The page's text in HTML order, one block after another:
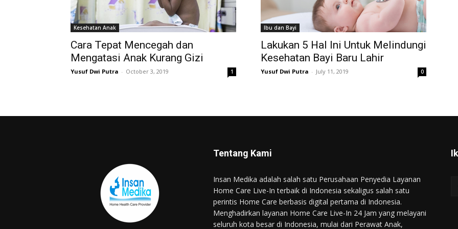
Kesehatan Anak
Cara Tepat Mencegah dan
Mengatasi Anak Kurang Gizi
Yusuf Dwi Putra - October 3, 2019 1
Ibu dan Bayi
Lakukan 5 Hal Ini Untuk Melindungi
Kesehatan Bayi Baru Lahir
Yusuf Dwi Putra - July 11, 2019 0
Tentang Kami
Insan Medika adalah salah satu Perusahaan Penyedia Layanan
Home Care Live-In terbaik di Indonesia sekaligus salah satu
perintis Home Care berbasis digital pertama di Indonesia.
Menghadirkan layanan Home Care Live-In 24 Jam yang melayani
seluruh kota besar di Indonesia, mulai dari Perawat Anak,